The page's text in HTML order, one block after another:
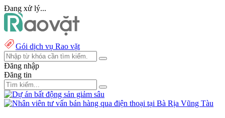
Đang xử lý...
Gói dịch vụ Rao vặt
Đăng nhập
Đăng tin